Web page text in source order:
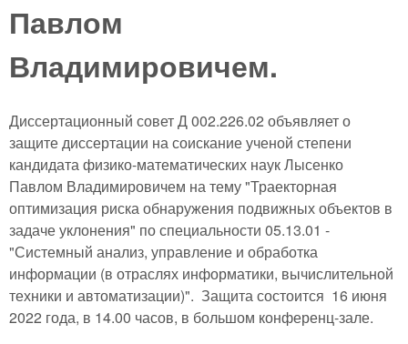
Павлом
Владимировичем.
Диссертационный совет Д 002.226.02 объявляет о
защите диссертации на соискание ученой степени
кандидата физико-математических наук Лысенко
Павлом Владимировичем на тему "Траекторная
оптимизация риска обнаружения подвижных объектов в
задаче уклонения" по специальности 05.13.01 -
"Системный анализ, управление и обработка
информации (в отраслях информатики, вычислительной
техники и автоматизации)". Защита состоится 16 июня
2022 года, в 14.00 часов, в большом конференц-зале.